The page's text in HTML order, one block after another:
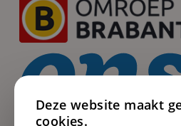
Deze website maakt
cookies.